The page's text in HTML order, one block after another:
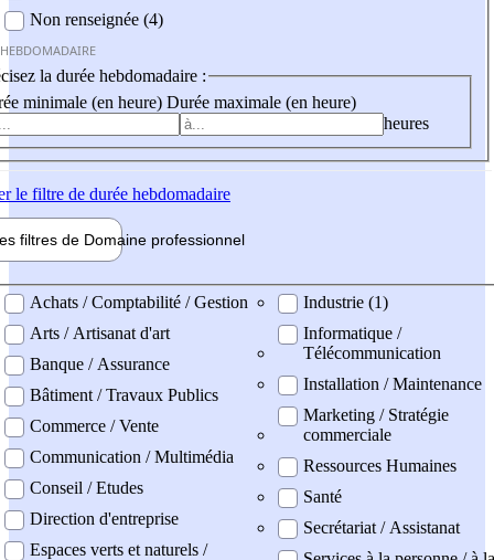
Non renseignée (4)
la durée hebdomadaire :
minimale (en heure) Durée maximale (en heure)
heures
le filtre de durée hebdomadaire
filtres de Domaine professionnel
professionel
Achats / Comptabilité / Gestion
Arts / Artisanat d'art
Banque / Assurance
Bâtiment / Travaux Publics
Commerce / Vente
Communication / Multimédia
Conseil / Etudes
Direction d'entreprise
Espaces verts et naturels /
Industrie (1)
Informatique /
Télécommunication
Installation / Maintenance
Marketing / Stratégie
commerciale
Ressources Humaines
Santé
Secrétariat / Assistanat